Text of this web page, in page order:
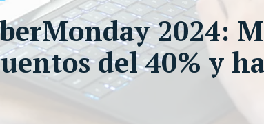
2024:
del 40% y